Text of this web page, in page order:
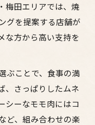
梅田エリアでは、焼
グを提案する店舗が
な方から高い支持を
ぶことで、食事の満
、さっぱりしたムネ
シーなモモ肉にはコ
ど、組み合わせの楽